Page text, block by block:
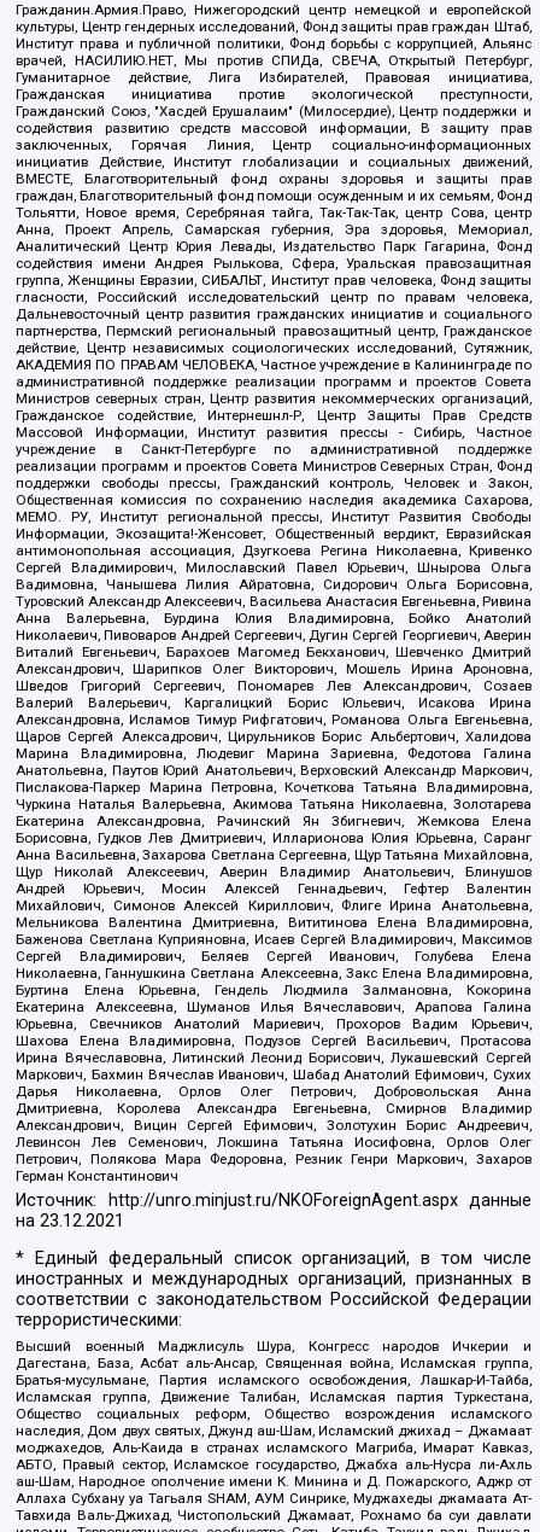
Гражданин.Армия.Право, Нижегородский центр немецкой и европейской
культуры, Центр гендерных исследований, Фонд защиты прав граждан Штаб,
Институт права и публичной политики, Фонд борьбы с коррупцией, Альянс
врачей, НАСИЛИЮ.НЕТ, Мы против СПИДа, СВЕЧА, Открытый Петербург,
Гуманитарное действие, Лига Избирателей, Правовая инициатива,
Гражданская инициатива против экологической преступности,
Гражданский Союз, "Хасдей Ерушалаим" (Милосердие), Центр поддержки и
содействия развитию средств массовой информации, В защиту прав
заключенных, Горячая Линия, Центр социально-информационных
инициатив Действие, Институт глобализации и социальных движений,
ВМЕСТЕ, Благотворительный фонд охраны здоровья и защиты прав
граждан, Благотворительный фонд помощи осужденным и их семьям, Фонд
Тольятти, Новое время, Серебряная тайга, Так-Так-Так, центр Сова, центр
Анна, Проект Апрель, Самарская губерния, Эра здоровья, Мемориал,
Аналитический Центр Юрия Левады, Издательство Парк Гагарина, Фонд
содействия имени Андрея Рылькова, Сфера, Уральская правозащитная
группа, Женщины Евразии, СИБАЛЬТ, Институт прав человека, Фонд защиты
гласности, Российский исследовательский центр по правам человека,
Дальневосточный центр развития гражданских инициатив и социального
партнерства, Пермский региональный правозащитный центр, Гражданское
действие, Центр независимых социологических исследований, Сутяжник,
АКАДЕМИЯ ПО ПРАВАМ ЧЕЛОВЕКА, Частное учреждение в Калининграде по
административной поддержке реализации программ и проектов Совета
Министров северных стран, Центр развития некоммерческих организаций,
Гражданское содействие, Интернешнл-Р, Центр Защиты Прав Средств
Массовой Информации, Институт развития прессы - Сибирь, Частное
учреждение в Санкт-Петербурге по административной поддержке
реализации программ и проектов Совета Министров Северных Стран, Фонд
поддержки свободы прессы, Гражданский контроль, Человек и Закон,
Общественная комиссия по сохранению наследия академика Сахарова,
МЕМО. РУ, Институт региональной прессы, Институт Развития Свободы
Информации, Экозащита!-Женсовет, Общественный вердикт, Евразийская
антимонопольная ассоциация, Дзугкоева Регина Николаевна, Кривенко
Сергей Владимирович, Милославский Павел Юрьевич, Шнырова Ольга
Вадимовна, Чанышева Лилия Айратовна, Сидорович Ольга Борисовна,
Туровский Александр Алексеевич, Васильева Анастасия Евгеньевна, Ривина
Анна Валерьевна, Бурдина Юлия Владимировна, Бойко Анатолий
Николаевич, Пивоваров Андрей Сергеевич, Дугин Сергей Георгиевич, Аверин
Виталий Евгеньевич, Барахоев Магомед Бекханович, Шевченко Дмитрий
Александрович, Шарипков Олег Викторович, Мошель Ирина Ароновна,
Шведов Григорий Сергеевич, Пономарев Лев Александрович, Созаев
Валерий Валерьевич, Каргалицкий Борис Юльевич, Исакова Ирина
Александровна, Исламов Тимур Рифгатович, Романова Ольга Евгеньевна,
Щаров Сергей Алексадрович, Цирульников Борис Альбертович, Халидова
Марина Владимировна, Людевиг Марина Зариевна, Федотова Галина
Анатольевна, Паутов Юрий Анатольевич, Верховский Александр Маркович,
Пислакова-Паркер Марина Петровна, Кочеткова Татьяна Владимировна,
Чуркина Наталья Валерьевна, Акимова Татьяна Николаевна, Золотарева
Екатерина Александровна, Рачинский Ян Збигневич, Жемкова Елена
Борисовна, Гудков Лев Дмитриевич, Илларионова Юлия Юрьевна, Саранг
Анна Васильевна, Захарова Светлана Сергеевна, Щур Татьяна Михайловна,
Щур Николай Алексеевич, Аверин Владимир Анатольевич, Блинушов
Андрей Юрьевич, Мосин Алексей Геннадьевич, Гефтер Валентин
Михайлович, Симонов Алексей Кириллович, Флиге Ирина Анатольевна,
Мельникова Валентина Дмитриевна, Вититинова Елена Владимировна,
Баженова Светлана Куприяновна, Исаев Сергей Владимирович, Максимов
Сергей Владимирович, Беляев Сергей Иванович, Голубева Елена
Николаевна, Ганнушкина Светлана Алексеевна, Закс Елена Владимировна,
Буртина Елена Юрьевна, Гендель Людмила Залмановна, Кокорина
Екатерина Алексеевна, Шуманов Илья Вячеславович, Арапова Галина
Юрьевна, Свечников Анатолий Мариевич, Прохоров Вадим Юрьевич,
Шахова Елена Владимировна, Подузов Сергей Васильевич, Протасова
Ирина Вячеславовна, Литинский Леонид Борисович, Лукашевский Сергей
Маркович, Бахмин Вячеслав Иванович, Шабад Анатолий Ефимович, Сухих
Дарья Николаевна, Орлов Олег Петрович, Добровольская Анна
Дмитриевна, Королева Александра Евгеньевна, Смирнов Владимир
Александрович, Вицин Сергей Ефимович, Золотухин Борис Андреевич,
Левинсон Лев Семенович, Локшина Татьяна Иосифовна, Орлов Олег
Петрович, Полякова Мара Федоровна, Резник Генри Маркович, Захаров
Герман Константинович
Источник: http://unro.minjust.ru/NKOForeignAgent.aspxданные
на23.12.2021
* Единый федеральный список организаций, в том числе
иностранных и международных организаций, признанных в
соответствии с законодательством Российской Федерации
террористическими:
Высший военный Маджлисуль Шура, Конгресс народов Ичкерии и
Дагестана, База, Асбат аль-Ансар, Священная война, Исламская группа,
Братья-мусульмане, Партия исламского освобождения, Лашкар-И-Тайба,
Исламская группа, Движение Талибан, Исламская партия Туркестана,
Общество социальных реформ, Общество возрождения исламского
наследия, Дом двух святых, Джунд аш-Шам, Исламский джихад – Джамаат
моджахедов, Аль-Каида в странах исламского Магриба, Имарат Кавказ,
АБТО, Правый сектор, Исламское государство, Джабха аль-Нусра ли-Ахль
аш-Шам, Народное ополчение имени К. Минина и Д. Пожарского, Аджр от
Аллаха Субхану уа Тагьаля SHAM, АУМ Синрике, Муджахеды джамаата Ат-
Тавхида Валь-Джихад, Чистопольский Джамаат, Рохнамо ба суи давлати